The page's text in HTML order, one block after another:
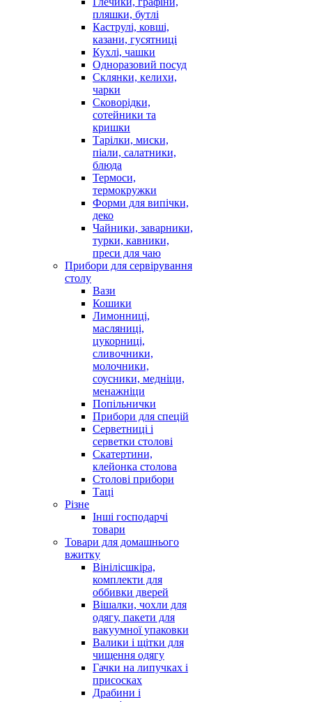
пляшки, бутлі
Каструлі, ковші,
казани, гусятниці
Кухлі, чашки
Одноразовий посуд
Склянки, келихи,
чарки
Сковорідки,
сотейники та
кришки
Тарілки, миски,
піали, салатники,
блюда
Термоси,
термокружки
Форми для випічки,
деко
Чайники, заварники,
турки, кавники,
преси для чаю
Прибори для сервірування
столу
Вази
Кошики
Лимонниці,
масляниці,
цукорниці,
сливочники,
молочники,
соусники, медніци,
менажніци
Попільнички
Прибори для спецій
Серветниці і
серветки столові
Скатертини,
клейонка столова
Столові прибори
Таці
Різне
Інші господарчі
товари
Товари для домашнього
вжитку
Вінілісшкіра,
комплекти для
оббивки дверей
Вішалки, чохли для
одягу, пакети для
вакуумної упаковки
Валики і щітки для
чищення одягу
Гачки на липучках і
присосках
Драбини і